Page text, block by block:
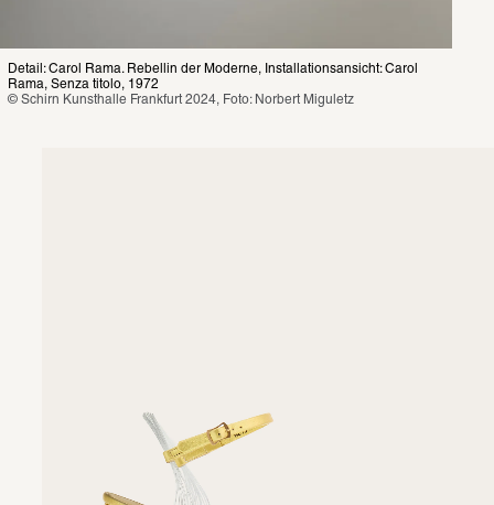
Detail: Carol Rama. Rebellin der Moderne, Installationsansicht: Carol
Rama, Senza titolo, 1972
© Schirn Kunsthalle Frankfurt 2024, Foto: Norbert Miguletz